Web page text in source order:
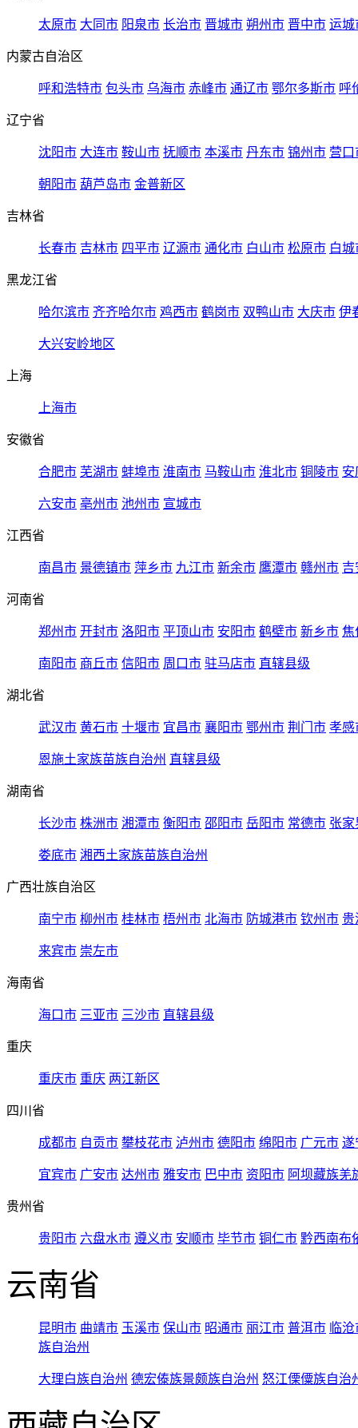
太原市 大同市 阳泉市 长治市 晋城市 朔州市 晋中市 运城
内蒙古自治区
呼和浩特市 包头市 乌海市 赤峰市 通辽市 鄂尔多斯市 呼
辽宁省
沈阳市 大连市 鞍山市 抚顺市 本溪市 丹东市 锦州市 营口
朝阳市 葫芦岛市 金普新区
吉林省
长春市 吉林市 四平市 辽源市 通化市 白山市 松原市 白城
黑龙江省
哈尔滨市 齐齐哈尔市 鸡西市 鹤岗市 双鸭山市 大庆市 伊
大兴安岭地区
上海
上海市
安徽省
合肥市 芜湖市 蚌埠市 淮南市 马鞍山市 淮北市 铜陵市 安
六安市 亳州市 池州市 宣城市
江西省
南昌市 景德镇市 萍乡市 九江市 新余市 鹰潭市 赣州市 吉
河南省
郑州市 开封市 洛阳市 平顶山市 安阳市 鹤壁市 新乡市 焦
南阳市 商丘市 信阳市 周口市 驻马店市 直辖县级
湖北省
武汉市 黄石市 十堰市 宜昌市 襄阳市 鄂州市 荆门市 孝感
恩施土家族苗族自治州 直辖县级
湖南省
长沙市 株洲市 湘潭市 衡阳市 邵阳市 岳阳市 常德市 张家
娄底市 湘西土家族苗族自治州
广西壮族自治区
南宁市 柳州市 桂林市 梧州市 北海市 防城港市 钦州市 贵
来宾市 崇左市
海南省
海口市 三亚市 三沙市 直辖县级
重庆
重庆市 重庆 两江新区
四川省
成都市 自贡市 攀枝花市 泸州市 德阳市 绵阳市 广元市 遂
宜宾市 广安市 达州市 雅安市 巴中市 资阳市 阿坝藏族羌
贵州省
贵阳市 六盘水市 遵义市 安顺市 毕节市 铜仁市 黔西南布
云南省
昆明市 曲靖市 玉溪市 保山市 昭通市 丽江市 普洱市 临
族自治州
大理白族自治州 德宏傣族景颇族自治州 怒江傈僳族自治